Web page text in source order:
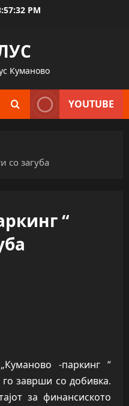
PM
Куманово
YOUTUBE
со загуба
“
-паркинг “
заврши со добивка.
за финансиското